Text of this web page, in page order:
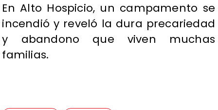
En Alto Hospicio, un campamento se
incendió y reveló la dura precariedad
y abandono que viven muchas
familias.